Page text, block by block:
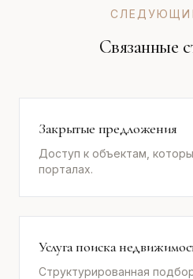
Связанные
Закрытые предложения
Доступ к объектам,
порталах.
Услуга поиска
Структурированная